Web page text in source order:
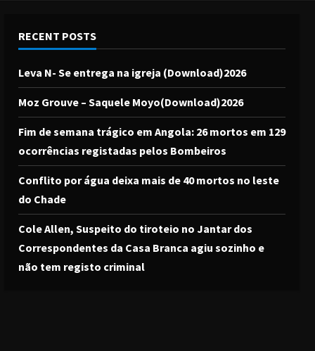
RECENT POSTS
Leva N- Se entrega na igreja (Download)2026
Moz Grouve – Saquele Moyo(Download)2026
Fim de semana trágico em Angola: 26 mortos em 129
ocorrências registadas pelos Bombeiros
Conflito por água deixa mais de 40 mortos no leste
do Chade
Cole Allen, Suspeito do tiroteio no Jantar dos
Correspondentes da Casa Branca agiu sozinho e
não tem registo criminal